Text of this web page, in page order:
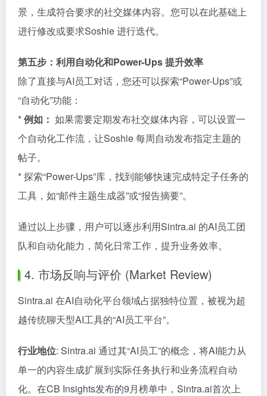
景，生成符合要求的社交媒体内容。您可以在此基础上
进行修改或要求Soshie 进行迭代。
第五步：利用自动化和Power-Ups 提升效率
除了直接与AI员工对话，您还可以探索“Power-Ups”或
“自动化”功能：
*例如： 如果需要定期发布社交媒体内容，可以设置一
个自动化工作流，让Soshie 每周自动发布指定主题的
帖子。
* 探索“Power-Ups”库，找到能够快速完成特定子任务的
工具，如“邮件主题生成器”或“报告摘要”。
通过以上步骤，用户可以逐步利用Sintra.ai 的AI员工团
队和自动化能力，简化日常工作，提升业务效率。
4. 市场反响与评价 (Market Review)
Sintra.ai 在AI自动化平台领域占据独特位置，被视为超
越传统聊天型AI工具的“AI员工平台”。
行业地位: Sintra.ai 通过其“AI员工”的概念，将AI能力从
单一的内容生成扩展到实际任务执行和业务流程自动
化。在CB Insights发布的9月榜单中，Sintra.ai首次上